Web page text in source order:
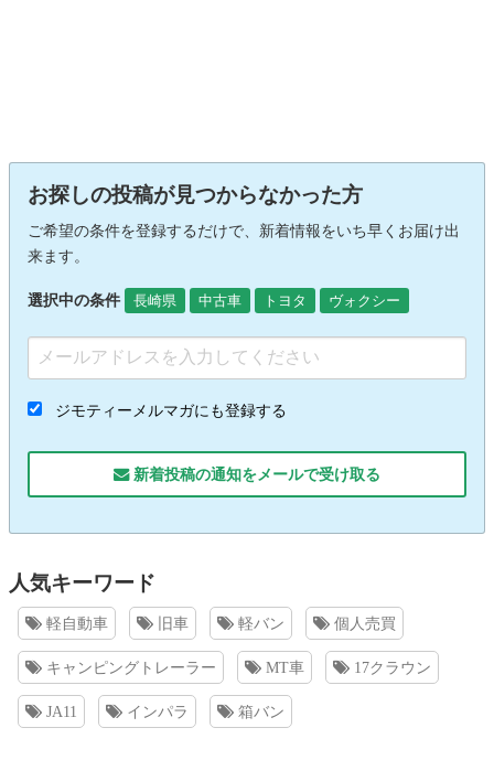
お探しの投稿が見つからなかった方
ご希望の条件を登録するだけで、新着情報をいち早くお届け出
来ます。
選択中の条件 長崎県 中古車 トヨタ ヴォクシー
ジモティーメルマガにも登録する
新着投稿の通知をメールで受け取る
人気キーワード
軽自動車 旧車 軽バン 個人売買
キャンピングトレーラー MT車 17クラウン
JA11 インパラ 箱バン